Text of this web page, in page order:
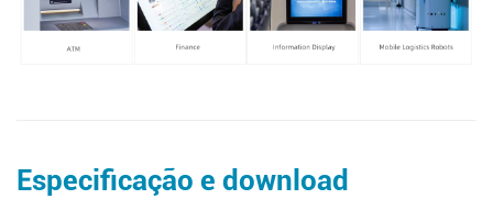
Especificação e download